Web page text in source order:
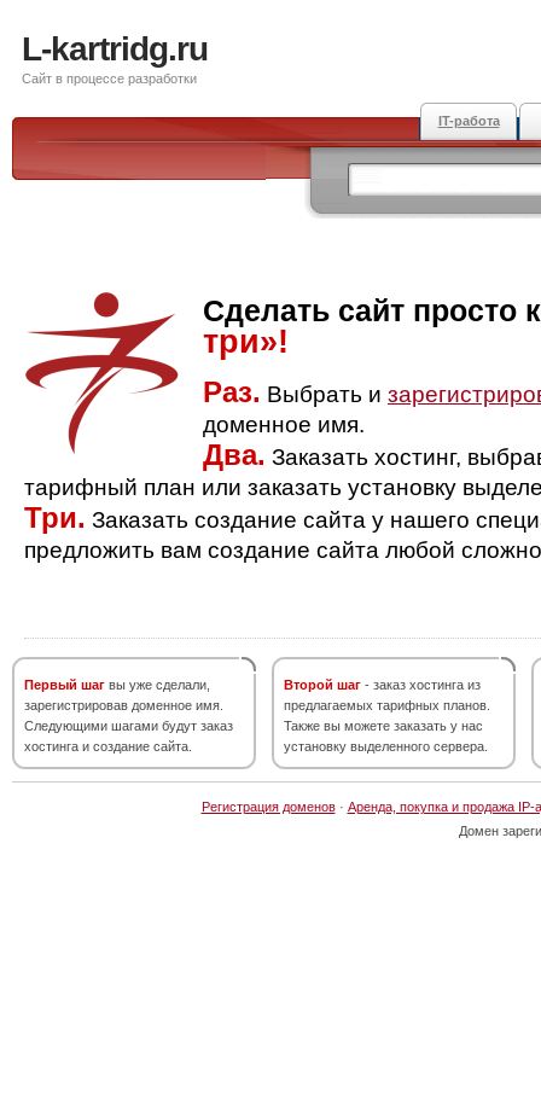
L-kartridg.ru
Сайт в процессе разработки
IT-работа
Сделать сайт просто
три»!
Раз. Выбрать и
доменное имя.
Два. Заказать хостинг,
тарифный план или заказать установку
Три. Заказать создание сайта у нашего
предложить вам создание сайта любой
Первый шаг вы уже сделали,
зарегистрировав доменное имя.
Следующими шагами будут заказ
хостинга и создание сайта.
Второй шаг - заказ хостинга из
предлагаемых тарифных планов.
Также вы можете заказать у нас
установку выделенного сервера.
Регистрация доменов· Аренда, покупка и продажа IP-
Домен